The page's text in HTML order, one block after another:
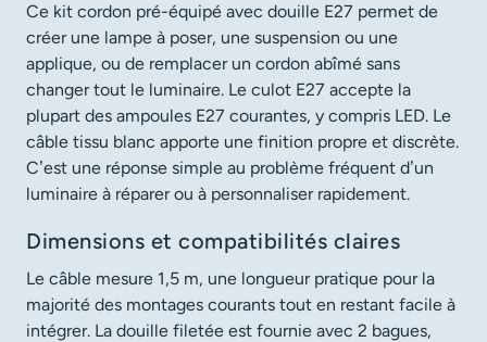
Ce kit cordon pré-équipé avec douille E27 permet de
créer une lampe à poser, une suspension ou une
applique, ou de remplacer un cordon abîmé sans
changer tout le luminaire. Le culot E27 accepte la
plupart des ampoules E27 courantes, y compris LED. Le
câble tissu blanc apporte une finition propre et discrète.
C’est une réponse simple au problème fréquent d’un
luminaire à réparer ou à personnaliser rapidement.
Dimensions et compatibilités claires
Le câble mesure 1,5 m, une longueur pratique pour la
majorité des montages courants tout en restant facile à
intégrer. La douille filetée est fournie avec 2 bagues,